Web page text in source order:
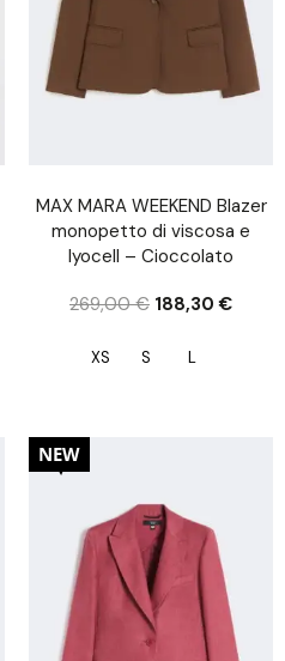
MAX MARA WEEKEND Blazer
monopetto di viscosa e
lyocell – Cioccolato
269,00€ 188,30€
XS S L
30%
NEW